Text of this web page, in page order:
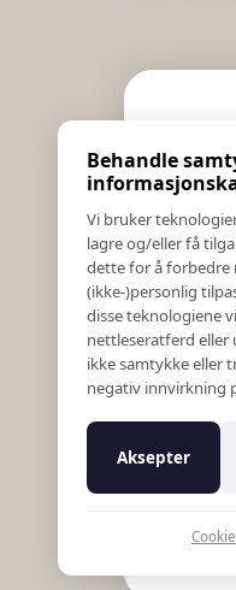
Behandle
Vi bruker
lagre og/eller få
dette for å forbedre
(ikke-)personlig
disse teknologiene
nettleseratferd eller
ikke samtykke eller
negativ innvirkning
Aksepter
Meld deg på
Her får du
E-post